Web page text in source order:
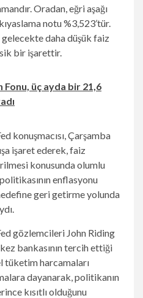
Oradan, eğri aşağı
notu %3,523’tür.
daha düşük faiz
bir işarettir.
üç ayda bir 21,6
konuşmacısı, Çarşamba
işaret ederek, faiz
konusunda olumlu
enflasyonu
geri getirme yolunda
gözlemcileri John Riding
bankasının tercih ettiği
tüketim harcamaları
dayanarak, politikanın
kısıtlı olduğunu